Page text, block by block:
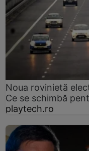
Noua rovinietă
Ce se schimbă
playtech.ro